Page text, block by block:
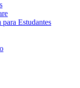
Estudantes